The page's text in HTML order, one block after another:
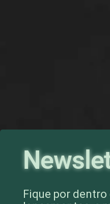
Fique por